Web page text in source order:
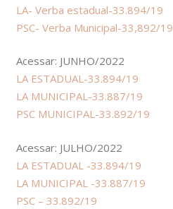
LA- Verba estadual-33.894/19
PSC- Verba Municipal-33,892/19
Acessar: JUNHO/2022
LA ESTADUAL-33.894/19
LA MUNICIPAL-33.887/19
PSC MUNICIPAL-33.892/19
Acessar: JULHO/2022
LA ESTADUAL -33.894/19
LA MUNICIPAL -33.887/19
PSC – 33.892/19